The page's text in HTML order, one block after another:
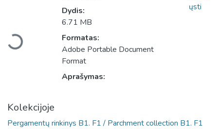
Įkeliama...
Dydis:
6.71 MB
Formatas:
Adobe Portable Document
Format
Aprašymas:
ųsti
Kolekcijoje
Pergamentų rinkinys B1. F1 / Parchment collection B1. F1